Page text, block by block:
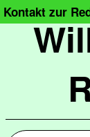
Kontakt zur